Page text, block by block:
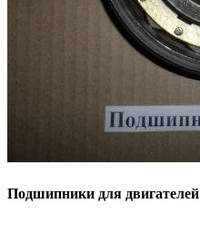
Подшипники для двигателей